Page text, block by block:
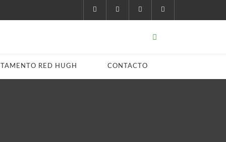
RED HUGH CONTACTO